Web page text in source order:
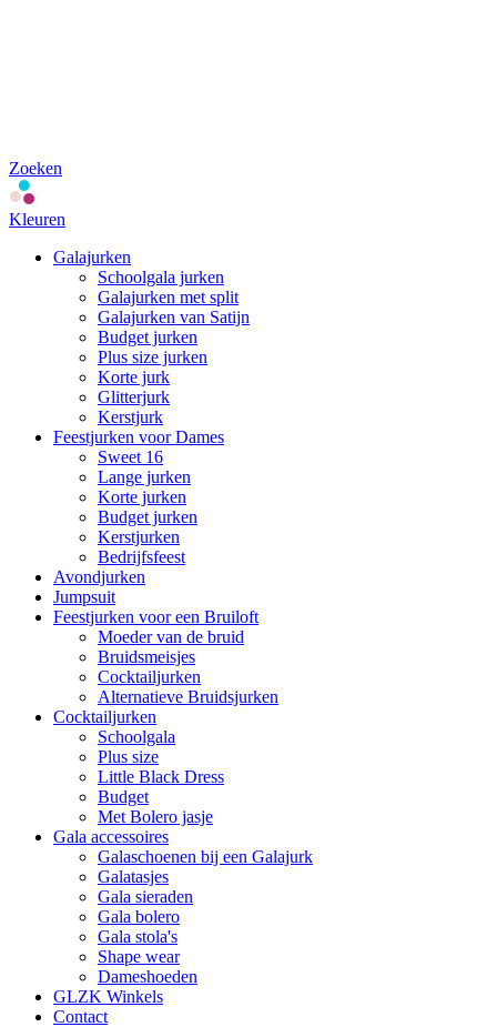
Zoeken
Kleuren
Galajurken
Schoolgala jurken
Galajurken met split
Galajurken van Satijn
Budget jurken
Plus size jurken
Korte jurk
Glitterjurk
Kerstjurk
Feestjurken voor Dames
Sweet 16
Lange jurken
Korte jurken
Budget jurken
Kerstjurken
Bedrijfsfeest
Avondjurken
Jumpsuit
Feestjurken voor een Bruiloft
Moeder van de bruid
Bruidsmeisjes
Cocktailjurken
Alternatieve Bruidsjurken
Cocktailjurken
Schoolgala
Plus size
Little Black Dress
Budget
Met Bolero jasje
Gala accessoires
Galaschoenen bij een Galajurk
Galatasjes
Gala sieraden
Gala bolero
Gala stola's
Shape wear
Dameshoeden
GLZK Winkels
Contact